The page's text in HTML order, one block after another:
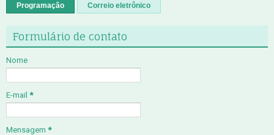
Programação Correio eletrônico
Formulário de contato
Nome
E-mail *
Mensagem *